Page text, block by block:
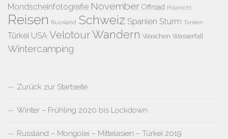
Mondscheinfotografie November Offroad Polarlicht
Reisen Russland Schweiz Spanien Sturm Tanken
Türkei USA VelotourWandern Waschen Wasserfall
Wintercamping
Zurück zur Startseite
Winter – Frühling 2020 bis Lockdown
Russland – Mongolei – Mittelasien – Türkei 2019